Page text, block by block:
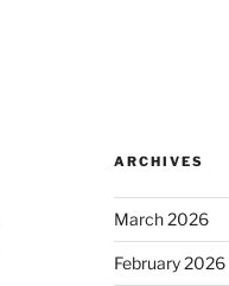
ARCHIVES
March 2026
February 2026